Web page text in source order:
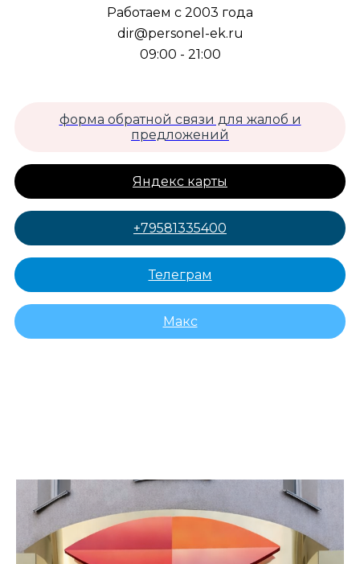
Работаем с 2003 года
dir@personel-ek.ru
09:00 - 21:00
форма обратной связи для жалоб и
предложений
Яндекс карты
+79581335400
Телеграм
Макс